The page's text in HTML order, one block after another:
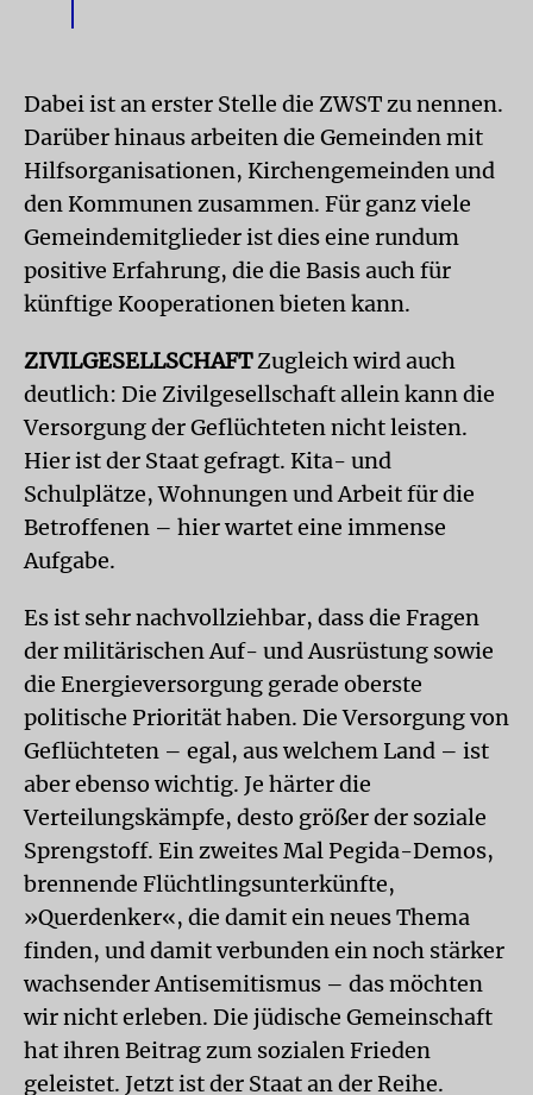
Dabei ist an erster Stelle die ZWST zu nennen.
Darüber hinaus arbeiten die Gemeinden mit
Hilfsorganisationen, Kirchengemeinden und
den Kommunen zusammen. Für ganz viele
Gemeindemitglieder ist dies eine rundum
positive Erfahrung, die die Basis auch für
künftige Kooperationen bieten kann.
ZIVILGESELLSCHAFTZugleich wird auch
deutlich: Die Zivilgesellschaft allein kann die
Versorgung der Geflüchteten nicht leisten.
Hier ist der Staat gefragt. Kita- und
Schulplätze, Wohnungen und Arbeit für die
Betroffenen – hier wartet eine immense
Aufgabe.
Es ist sehr nachvollziehbar, dass die Fragen
der militärischen Auf- und Ausrüstung sowie
die Energieversorgung gerade oberste
politische Priorität haben. Die Versorgung von
Geflüchteten – egal, aus welchem Land – ist
aber ebenso wichtig. Je härter die
Verteilungskämpfe, desto größer der soziale
Sprengstoff. Ein zweites Mal Pegida-Demos,
brennende Flüchtlingsunterkünfte,
»Querdenker«, die damit ein neues Thema
finden, und damit verbunden ein noch stärker
wachsender Antisemitismus – das möchten
wir nicht erleben. Die jüdische Gemeinschaft
hat ihren Beitrag zum sozialen Frieden
geleistet. Jetzt ist der Staat an der Reihe.